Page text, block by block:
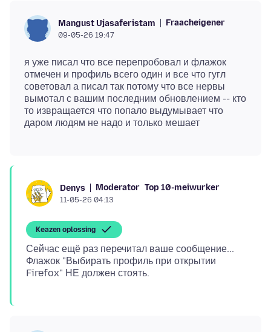
Mangust Ujasaferistam Fraacheigener
09-05-26 19:47
я уже писал что все перепробовал и флажок
отмечен и профиль всего один и все что гугл
советовал а писал так потому что все нервы
вымотал с вашим последним обновлением -- кто
то извращается что попало выдумывает что
Denys Moderator Top 10-meiwurker
11-05-26 04:13
Keazen oplossing
Сейчас ещё раз перечитал ваше сообщение...
Флажок "Выбирать профиль при открытии